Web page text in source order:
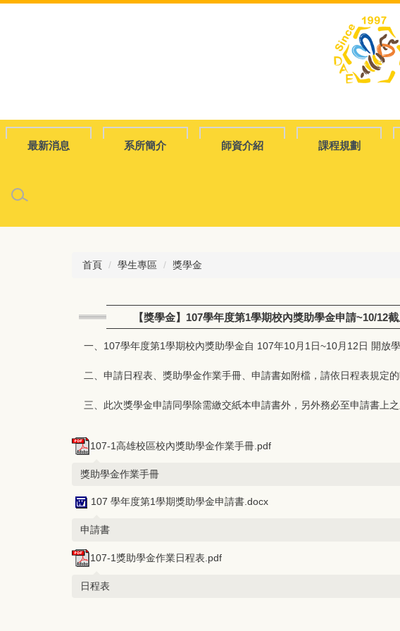
最新消息 系所簡介 師資介紹 課程規劃
首頁 學生專區 獎學金
【獎學金】107學年度第1學期校內獎助學金申請~10/12
一、107學年度第1學期校內獎助學金自 107年10月1日~10月12日 開放學
二、申請日程表、獎助學金作業手冊、申請書如附檔，請依日程表規定的
三、此次獎學金申請同學除需繳交紙本申請書外，另外務必至申請書上
107-1高雄校區校內獎助學金作業手冊.pdf
獎助學金作業手冊
107 學年度第1學期獎助學金申請書.docx
申請書
107-1獎助學金作業日程表.pdf
日程表